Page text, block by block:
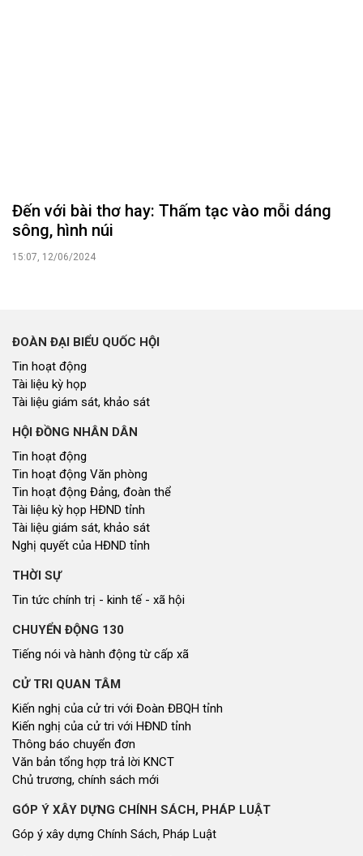
Đến với bài thơ hay: Thấm tạc vào mỗi dáng
sông, hình núi
15:07, 12/06/2024
ĐOÀN ĐẠI BIỂU QUỐC HỘI
Tin hoạt động
Tài liệu kỳ họp
Tài liệu giám sát, khảo sát
HỘI ĐỒNG NHÂN DÂN
Tin hoạt động
Tin hoạt động Văn phòng
Tin hoạt động Đảng, đoàn thể
Tài liệu kỳ họp HĐND tỉnh
Tài liệu giám sát, khảo sát
Nghị quyết của HĐND tỉnh
THỜI SỰ
Tin tức chính trị - kinh tế - xã hội
CHUYỂN ĐỘNG 130
Tiếng nói và hành động từ cấp xã
CỬ TRI QUAN TÂM
Kiến nghị của cử tri với Đoàn ĐBQH tỉnh
Kiến nghị của cử tri với HĐND tỉnh
Thông báo chuyển đơn
Văn bản tổng hợp trả lời KNCT
Chủ trương, chính sách mới
GÓP Ý XÂY DỰNG CHÍNH SÁCH, PHÁP LUẬT
Góp ý xây dựng Chính Sách, Pháp Luật